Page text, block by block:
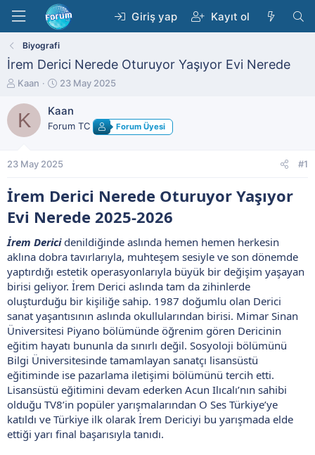
Giriş yap Kayıt ol
Biyografi
İrem Derici Nerede Oturuyor Yaşıyor Evi Nerede
K
n
b
u
b
ş
a
a
n
Kaan
B
ş
a
g
ı
t
r
h
i
23 May 2025
K Kaan
Forum TC Forum Üyesi
23 May 2025 #1
İrem Derici Nerede Oturuyor Yaşıyor
Evi Nerede 2025-2026​
İrem Dericidenildiğinde aslında hemen hemen herkesin
aklına dobra tavırlarıyla, muhteşem sesiyle ve son dönemde
yaptırdığı estetik operasyonlarıyla büyük bir değişim yaşayan
birisi geliyor. İrem Derici aslında tam da zihinlerde
oluşturduğu bir kişiliğe sahip. 1987 doğumlu olan Derici
sanat yaşantısının aslında okullularından birisi. Mimar Sinan
Üniversitesi Piyano bölümünde öğrenim gören Dericinin
eğitim hayatı bununla da sınırlı değil. Sosyoloji bölümünü
Bilgi Üniversitesinde tamamlayan sanatçı lisansüstü
eğitiminde ise pazarlama iletişimi bölümünü tercih etti.
Lisansüstü eğitimini devam ederken Acun Ilıcalı’nın sahibi
olduğu TV8’in popüler yarışmalarından O Ses Türkiye’ye
katıldı ve Türkiye ilk olarak İrem Dericiyi bu yarışmada elde
ettiği yarı final başarısıyla tanıdı.